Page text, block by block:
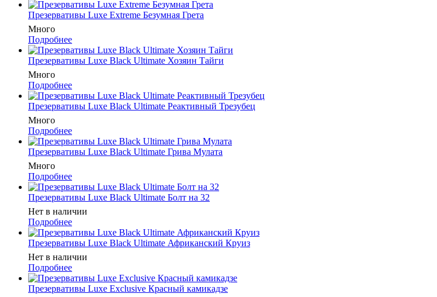
Презервативы Luxe Extreme Безумная Грета
Много
Подробнее
Презервативы Luxe Black Ultimate Хозяин Тайги
Много
Подробнее
Презервативы Luxe Black Ultimate Реактивный Трезубец
Много
Подробнее
Презервативы Luxe Black Ultimate Грива Мулата
Много
Подробнее
Презервативы Luxe Black Ultimate Болт на 32
Нет в наличии
Подробнее
Презервативы Luxe Black Ultimate Африканский Круиз
Нет в наличии
Подробнее
Презервативы Luxe Exclusive Красный камикадзе